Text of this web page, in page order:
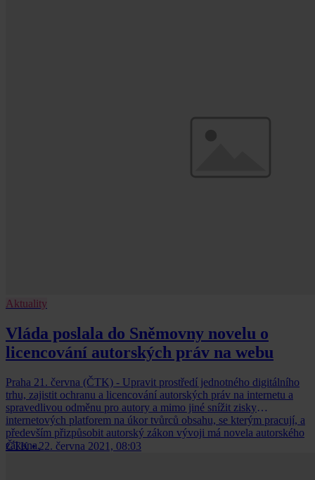
Aktuality
Vláda poslala do Sněmovny novelu o
licencování autorských práv na webu
Praha 21. června (ČTK) - Upravit prostředí jednotného digitálního
trhu, zajistit ochranu a licencování autorských práv na internetu a
spravedlivou odměnu pro autory a mimo jiné snížit zisky
internetových platforem na úkor tvůrců obsahu, se kterým pracují, a
především přizpůsobit autorský zákon vývoji má novela autorského
zákona.
ČTK • 22. června 2021, 08:03